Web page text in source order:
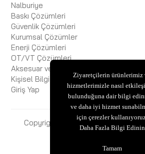
Nalburiye
Baskı Çözümleri
Güvenlik Çözümleri
Kurumsal Çözümler
Enerji Çözümleri
OT/VT Çözümleri
Aksesuar ve Kablo
Kişisel Bilgisayar
Giriş Yap
Copyright © 2025 ESBiFiXB2B Tüm
ESBİ BİLİŞİM
Ziyaretçilerin ürünlerimiz
hizmetlerimizle nasıl
bulunduğuna dair bilgi
ve daha iyi hizmet
için çerezler
Daha Fazla Bilgi Edinin
Tamam